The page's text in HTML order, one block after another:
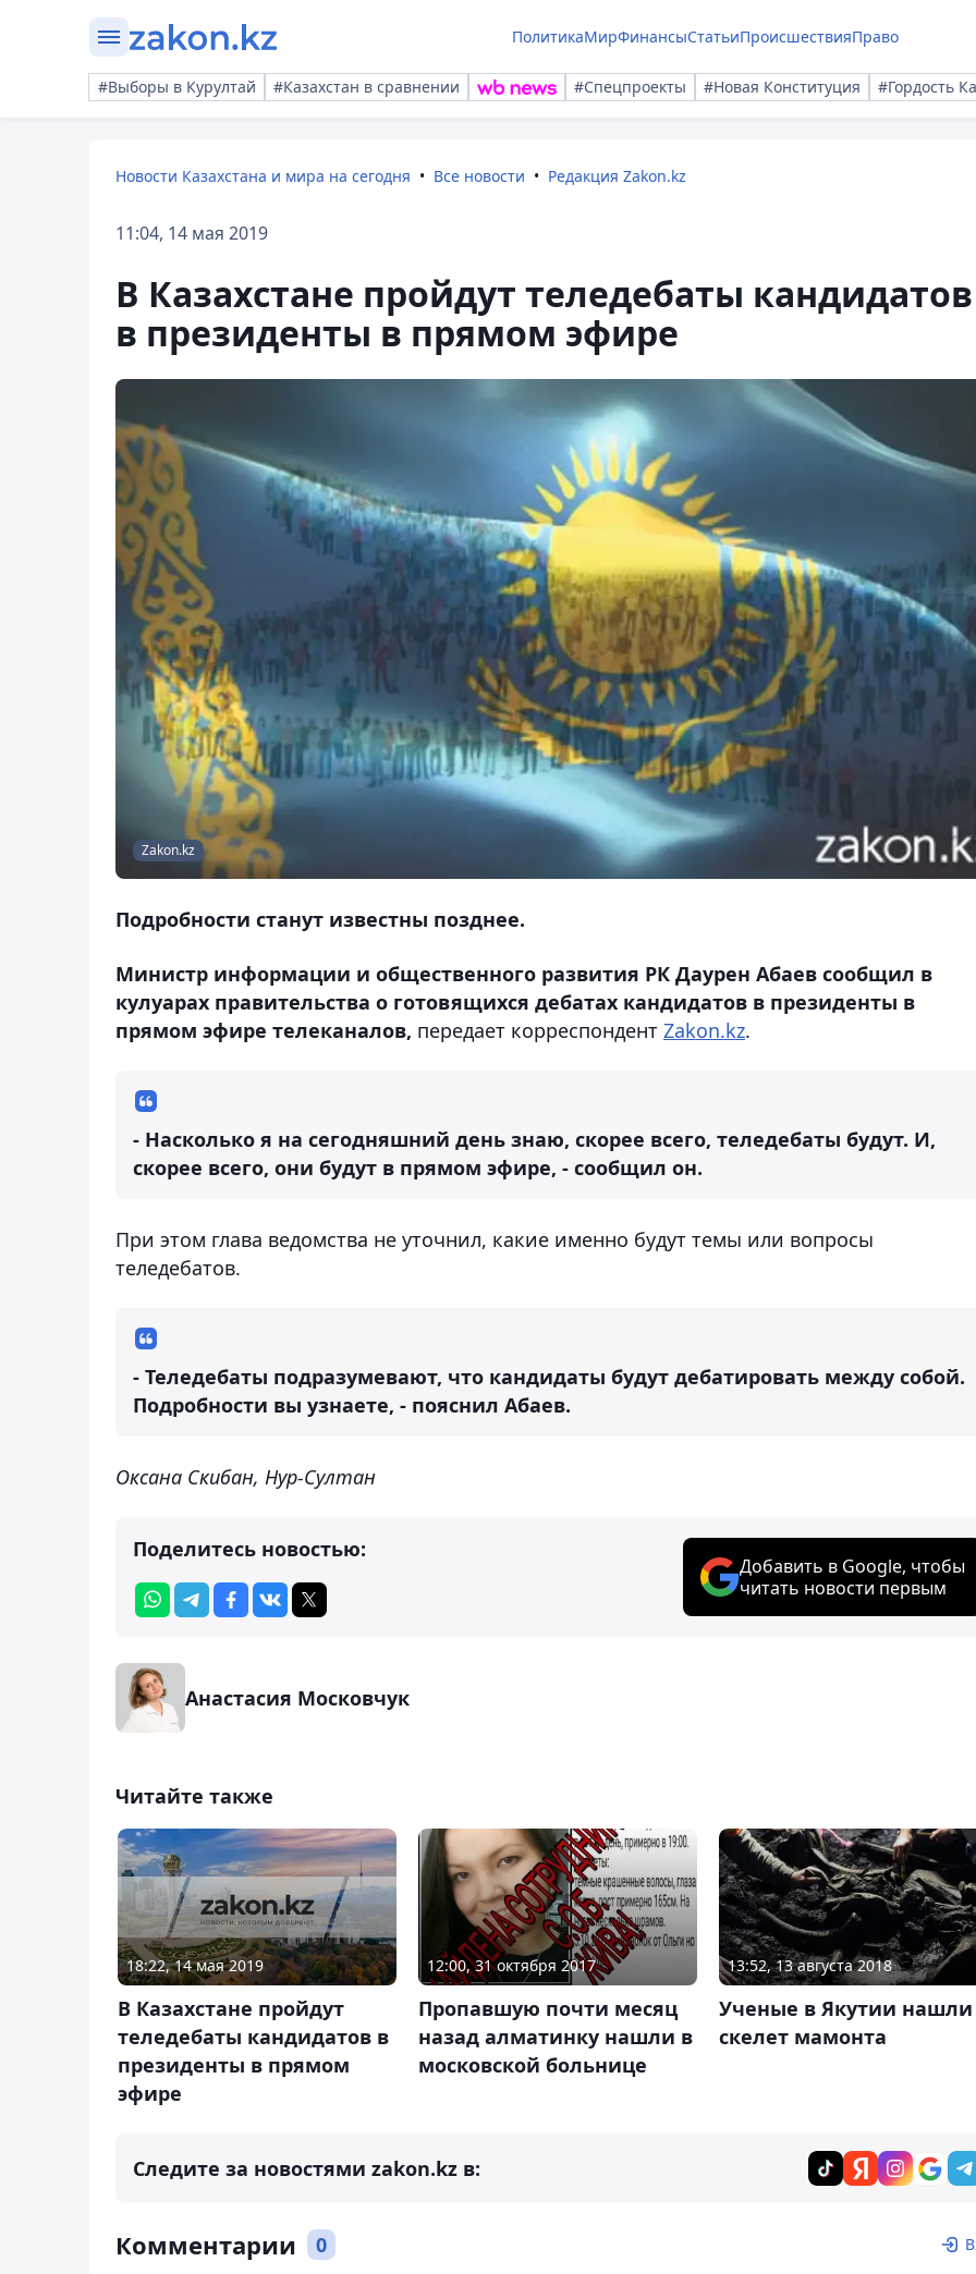
ПолитикаМирФинансыСтатьиПроисшествияПраво
#Выборы в Курултай #Казахстан в сравнении #Спецпроекты #Новая Конституция #Гордость
Новости Казахстана и мира на сегодня Все новости Редакция Zakon.kz
11:04, 14 мая 2019
В Казахстане пройдут теледебаты кандидатов
в президенты в прямом эфире
Zakon.kz
Подробности станут известны позднее.
Министр информации и общественного развития РК Даурен Абаев сообщил в
кулуарах правительства о готовящихся дебатах кандидатов в президенты в
прямом эфире телеканалов, передает корреспондент Zakon.kz.
- Насколько я на сегодняшний день знаю, скорее всего, теледебаты будут. И,
скорее всего, они будут в прямом эфире, - сообщил он.
При этом глава ведомства не уточнил, какие именно будут темы или вопросы
теледебатов.
- Теледебаты подразумевают, что кандидаты будут дебатировать между собой.
Подробности вы узнаете, - пояснил Абаев.
Оксана Скибан, Нур-Султан
Поделитесь новостью:
Добавить в Google, чтобы
читать новости первым
Анастасия Московчук
Читайте также
18:22, 14 мая 2019
В Казахстане пройдут
теледебаты кандидатов в
президенты в прямом
эфире
12:00, 31 октября 2017
Пропавшую почти месяц
назад алматинку нашли в
московской больнице
13:52, 13 августа 2018
Ученые в Якутии нашли
скелет мамонта
Следите за новостями zakon.kz в:
Комментарии 0